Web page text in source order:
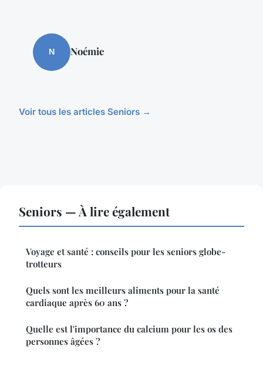
N Noémie
Voir tous les articles Seniors →
Seniors — À lire également
Voyage et santé : conseils pour les seniors globe-
trotteurs
Quels sont les meilleurs aliments pour la santé
cardiaque après 60 ans ?
Quelle est l'importance du calcium pour les os des
personnes âgées ?